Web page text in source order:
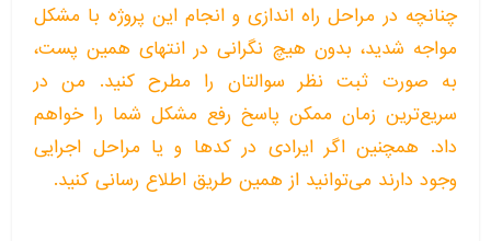
چنانچه در مراحل راه اندازی و انجام این پروژه با مشکل
مواجه شدید، بدون هیچ نگرانی در انتهای همین پست،
به صورت ثبت نظر سوالتان را مطرح کنید. من در
سریع‌ترین زمان ممکن پاسخ رفع مشکل شما را خواهم
داد. همچنین اگر ایرادی در کدها و یا مراحل اجرایی
وجود دارند می‌توانید از همین طریق اطلاع رسانی کنید.